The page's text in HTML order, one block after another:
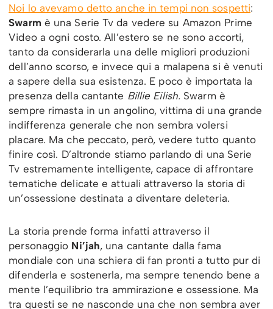
Noi lo avevamo detto anche in tempi non sospetti:
Swarm è una Serie Tv da vedere su Amazon Prime
Video a ogni costo. All’estero se ne sono accorti,
tanto da considerarla una delle migliori produzioni
dell’anno scorso, e invece qui a malapena si è venuti
a sapere della sua esistenza. E poco è importata la
presenza della cantante Billie Eilish. Swarm è
sempre rimasta in un angolino, vittima di una grande
indifferenza generale che non sembra volersi
placare. Ma che peccato, però, vedere tutto quanto
finire così. D’altronde stiamo parlando di una Serie
Tv estremamente intelligente, capace di affrontare
tematiche delicate e attuali attraverso la storia di
un’ossessione destinata a diventare deleteria.
La storia prende forma infatti attraverso il
personaggio Ni’jah, una cantante dalla fama
mondiale con una schiera di fan pronti a tutto pur di
difenderla e sostenerla, ma sempre tenendo bene a
mente l’equilibrio tra ammirazione e ossessione. Ma
tra questi se ne nasconde una che non sembra aver